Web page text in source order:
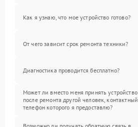
Как я узнаю, что мое устройство готово?
От чего зависит срок ремонта техники?
Диагностика проводится бесплатно?
Может ли вместо меня принять устройство
после ремонта другой человек, контактный
телефон которого я предоставлю?